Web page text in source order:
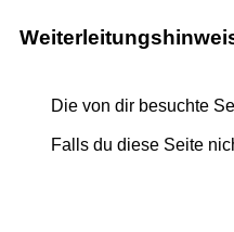
Die von dir besuchte
Falls du diese Seite